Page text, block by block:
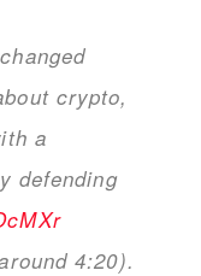
crypto,
a
defending
4:20).